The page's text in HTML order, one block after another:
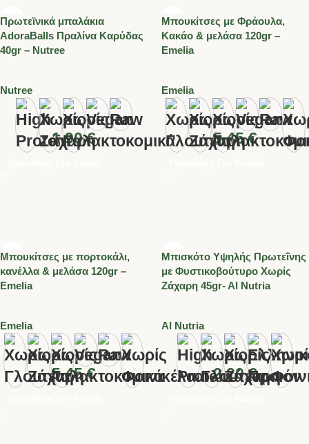
Πρωτεϊνικά μπαλάκια
AdoraBalls Πραλίνα Καρύδας
40gr – Nutree
Nutree
1.90€
Μπουκίτσες με Φράουλα,
Κακάο & μελάσα 120gr –
Emelia
Emelia
5.45€
Μπουκίτσες με πορτοκάλι,
κανέλλα & μελάσα 120gr –
Emelia
Emelia
5.45€
Μπισκότο Υψηλής Πρωτεΐνης
με Φυστικοβούτυρο Χωρίς
Ζάχαρη 45gr- Al Nutria
Al Nutria
2.20€